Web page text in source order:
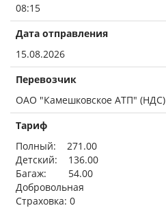
08:15
Дата отправления
15.08.2026
Перевозчик
ОАО "Камешковское АТП" (НДС)
Тариф
Полный: 271.00
Детский: 136.00
Багаж: 54.00
Добровольная
Страховка: 0